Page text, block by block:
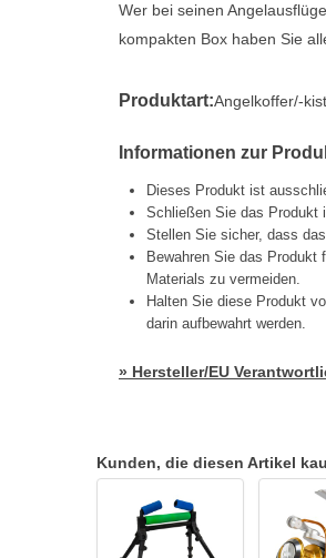
Wer bei seinen
kompakten Box haben Sie
Produktart:Angelkoffer/-
Informationen zur
Dieses Produkt ist
Schließen Sie das Produkt
Stellen Sie sicher, dass
Bewahren Sie das Produkt
Materials zu vermeiden.
Halten Sie diese Produkt
darin aufbewahrt werden.
» Hersteller/EU
Kunden, die diesen Artikel